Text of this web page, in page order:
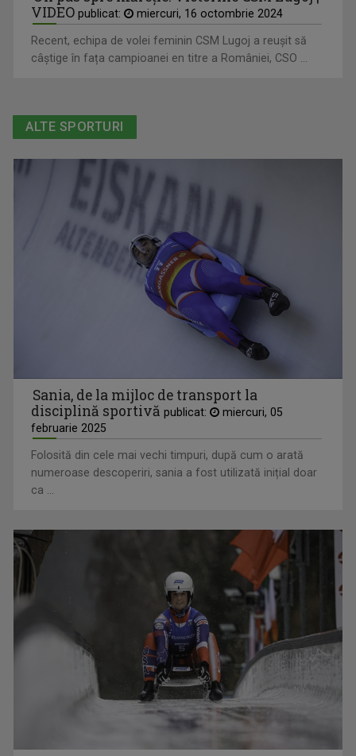
VIDEO publicat: miercuri, 16 octombrie 2024
Recent, echipa de volei feminin CSM Lugoj a reușit să
câștige în fața campioanei en titre a României, CSO ...
ALTE SPORTURI
Sania, de la mijloc de transport la
disciplină sportivă publicat:
miercuri, 05
februarie 2025
Folosită din cele mai vechi timpuri, după cum o arată
numeroase descoperiri, sania a fost utilizată inițial doar
ca ...